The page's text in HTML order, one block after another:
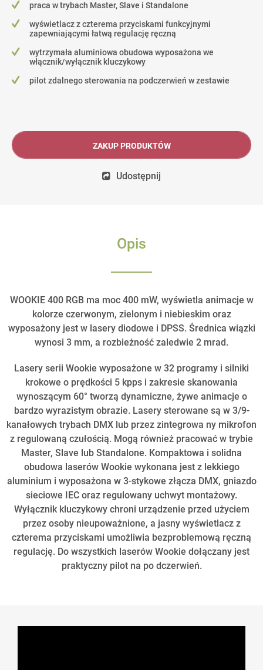
praca w trybach Master, Slave i Standalone
wyświetlacz z czterema przyciskami funkcyjnymi
zapewniającymi łatwą regulację ręczną
wytrzymała aluminiowa obudowa wyposażona we
włącznik/wyłącznik kluczykowy
pilot zdalnego sterowania na podczerwień w zestawie
ZAKUP PRODUKTÓW
Udostępnij
Opis
WOOKIE 400 RGB ma moc 400 mW, wyświetla animacje w
kolorze czerwonym, zielonym i niebieskim oraz
wyposażony jest w lasery diodowe i DPSS. Średnica wiązki
wynosi 3 mm, a rozbieżność zaledwie 2 mrad.
Lasery serii Wookie wyposażone w 32 programy i silniki
krokowe o prędkości 5 kpps i zakresie skanowania
wynoszącym 60° tworzą dynamiczne, żywe animacje o
bardzo wyrazistym obrazie. Lasery sterowane są w 3/9-
kanałowych trybach DMX lub przez zintegrowa ny mikrofon
z regulowaną czułością. Mogą również pracować w trybie
Master, Slave lub Standalone. Kompaktowa i solidna
obudowa laserów Wookie wykonana jest z lekkiego
aluminium i wyposażona w 3-stykowe złącza DMX, gniazdo
sieciowe IEC oraz regulowany uchwyt montażowy.
Wyłącznik kluczykowy chroni urządzenie przed użyciem
przez osoby nieupoważnione, a jasny wyświetlacz z
czterema przyciskami umożliwia bezproblemową ręczną
regulację. Do wszystkich laserów Wookie dołączany jest
praktyczny pilot na po dczerwień.